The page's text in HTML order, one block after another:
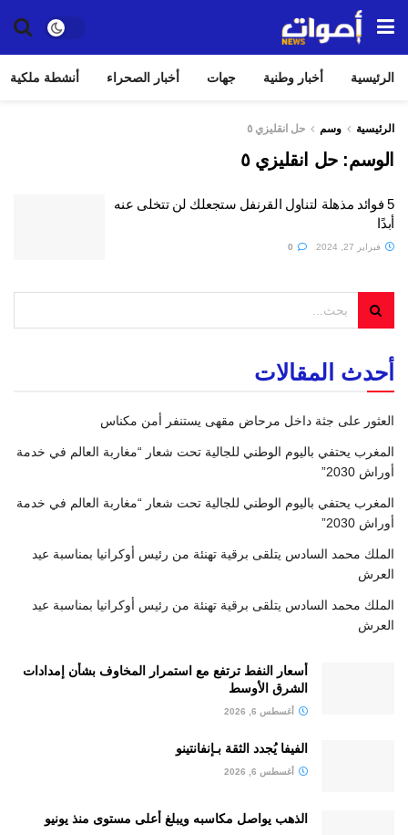
الرئيسية أخبار وطنية جهات أخبار الصحراء أنشطة ملكية
الرئيسية وسم حل انقليزي ٥
الوسم:حل انقليزي ٥
5 فوائد مذهلة لتناول القرنفل ستجعلك لن تتخلى عنه
أبدًا
فبراير 27, 2024
أحدث المقالات
العثور على جثة داخل مرحاض مقهى يستنفر أمن مكناس
المغرب يحتفي باليوم الوطني للجالية تحت شعار “مغاربة العالم في خدمة
أوراش 2030”
المغرب يحتفي باليوم الوطني للجالية تحت شعار “مغاربة العالم في خدمة
أوراش 2030”
الملك محمد السادس يتلقى برقية تهنئة من رئيس أوكرانيا بمناسبة عيد
العرش
الملك محمد السادس يتلقى برقية تهنئة من رئيس أوكرانيا بمناسبة عيد
العرش
أسعار النفط ترتفع مع استمرار المخاوف بشأن إمدادات
الشرق الأوسط
أغسطس 6, 2026
الفيفا يُجدد الثقة بـإنفانتينو
أغسطس 6, 2026
الذهب يواصل مكاسبه ويبلغ أعلى مستوى منذ يونيو